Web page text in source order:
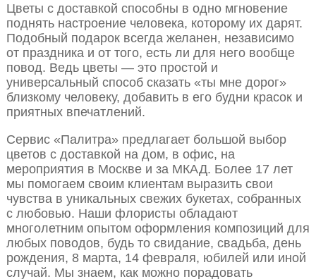
Цветы с доставкой способны в одно мгновение
поднять настроение человека, которому их дарят.
Подобный подарок всегда желанен, независимо
от праздника и от того, есть ли для него вообще
повод. Ведь цветы — это простой и
универсальный способ сказать «ты мне дорог»
близкому человеку, добавить в его будни красок и
приятных впечатлений.
Сервис «Палитра» предлагает большой выбор
цветов с доставкой на дом, в офис, на
мероприятия в Москве и за МКАД. Более 17 лет
мы помогаем своим клиентам выразить свои
чувства в уникальных свежих букетах, собранных
с любовью. Наши флористы обладают
многолетним опытом оформления композиций для
любых поводов, будь то свидание, свадьба, день
рождения, 8 марта, 14 февраля, юбилей или иной
случай. Мы знаем, как можно порадовать